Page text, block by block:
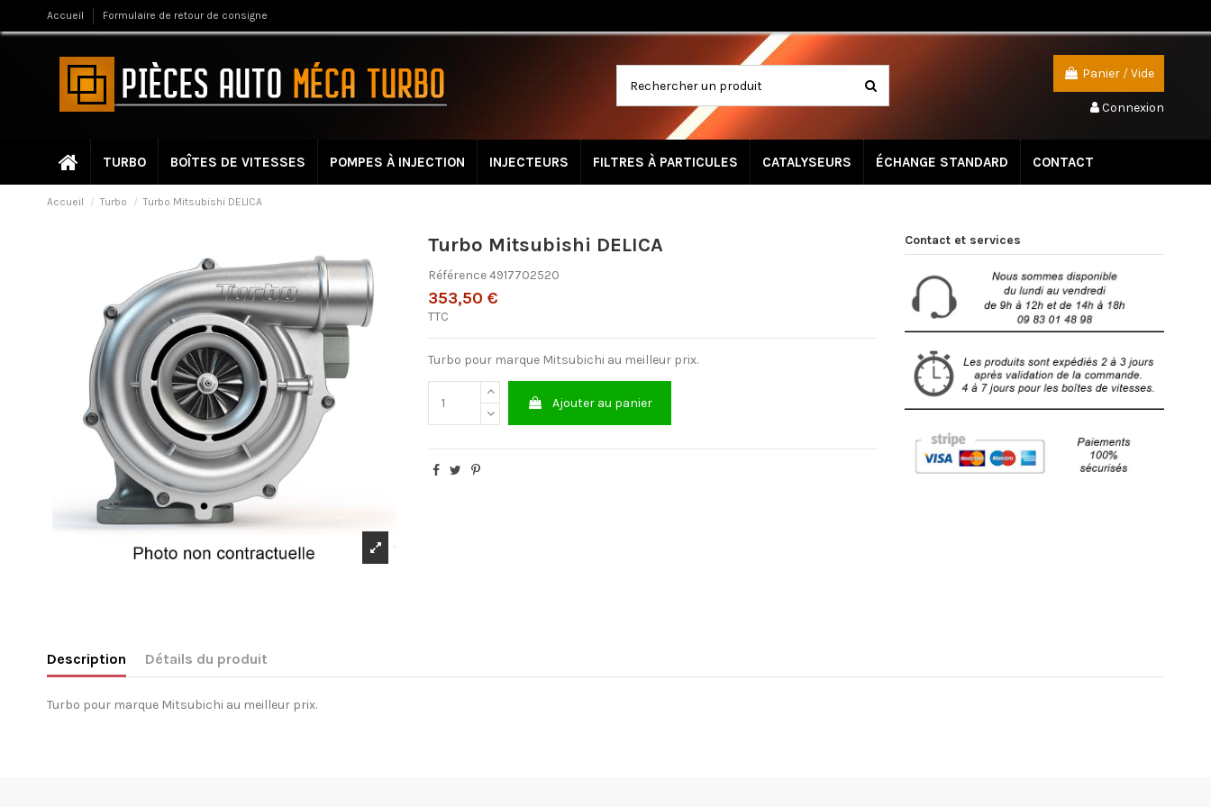
Accueil Formulaire de retour de consigne
Panier /Vide
Connexion
TURBO BOÎTES DE VITESSES POMPES À INJECTION INJECTEURS FILTRES À PARTICULES CATALYSEURS ÉCHANGE STANDARD CONTACT
Accueil Turbo Turbo Mitsubishi DELICA
Turbo Mitsubishi DELICA
Référence4917702520
353,50 €
TTC
Turbo pour marque Mitsubichi au meilleur prix.
Ajouter au panier
Contact et services
Description Détails du produit
Turbo pour marque Mitsubichi au meilleur prix.